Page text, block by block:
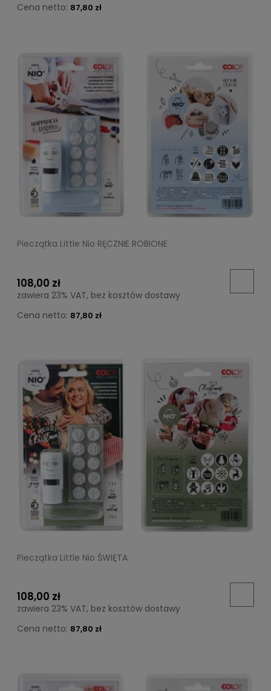
Cena netto: 87,80 zł
Pieczątka Little Nio RĘCZNIE ROBIONE
108,00 zł
zawiera 23% VAT, bez kosztów dostawy
Cena netto: 87,80 zł
Pieczątka Little Nio ŚWIĘTA
108,00 zł
zawiera 23% VAT, bez kosztów dostawy
Cena netto: 87,80 zł